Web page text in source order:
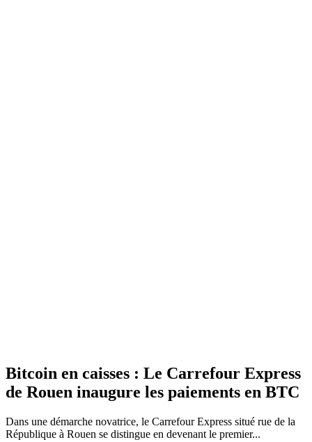
Bitcoin en caisses : Le Carrefour Express
de Rouen inaugure les paiements en BTC
Dans une démarche novatrice, le Carrefour Express situé rue de la
République à Rouen se distingue en devenant le premier...